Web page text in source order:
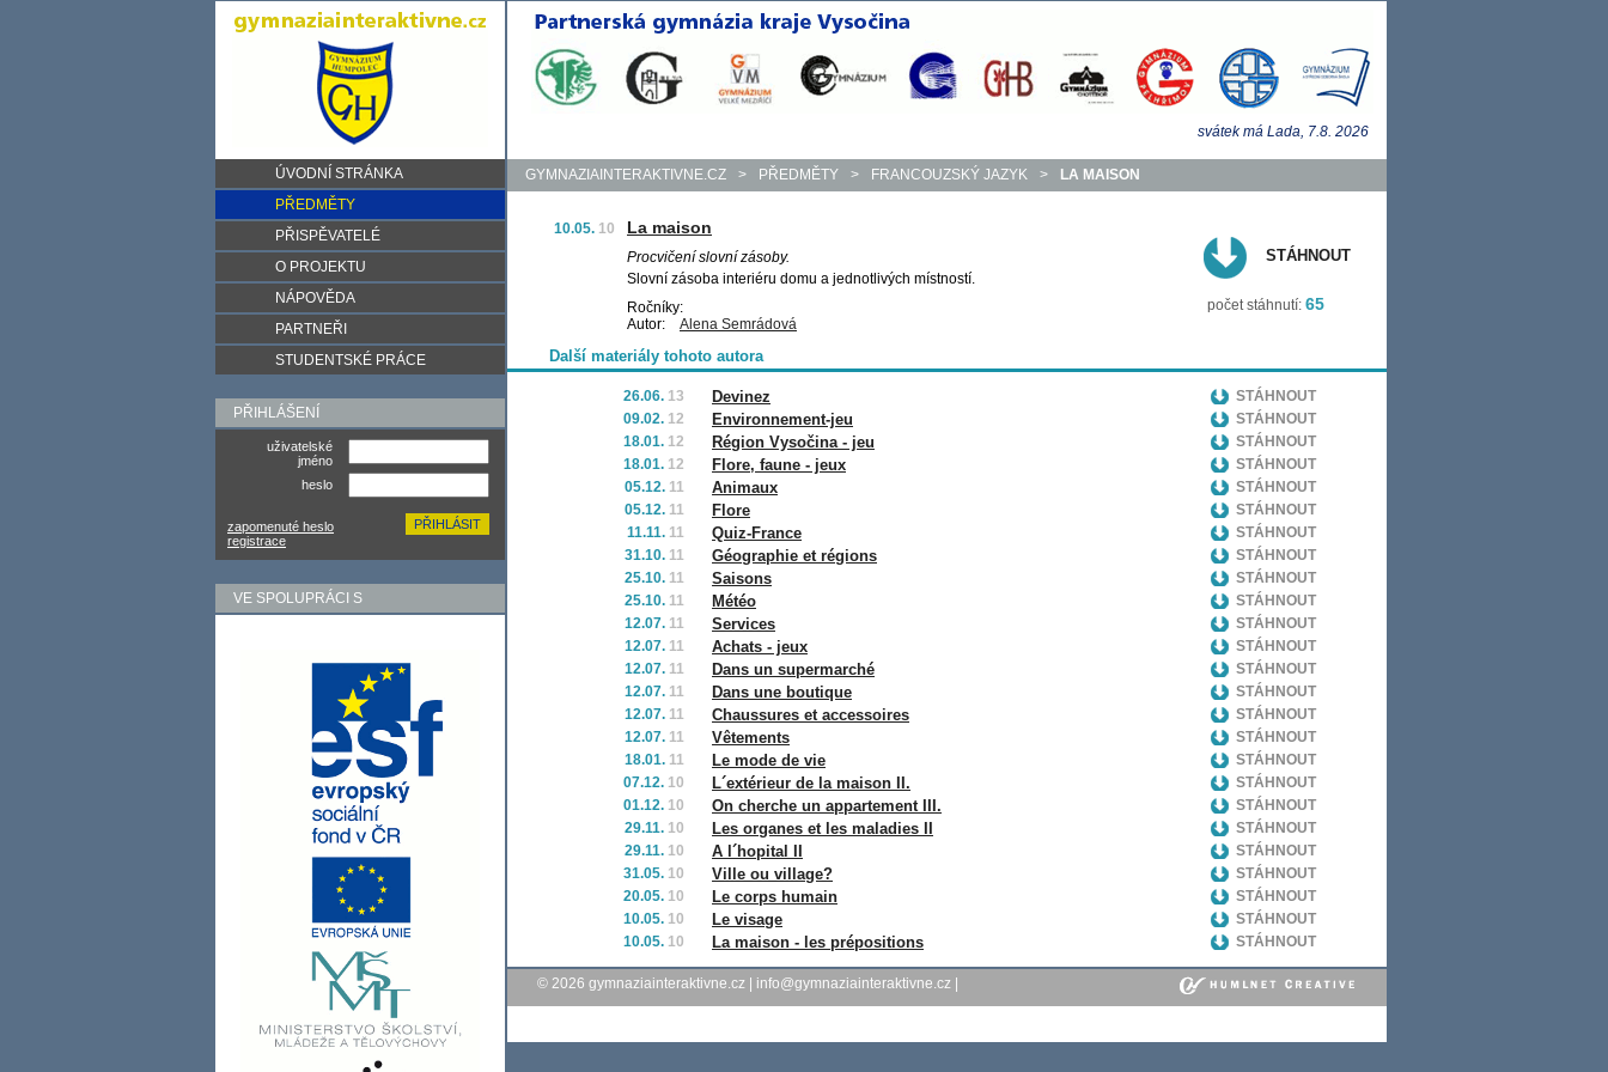
ÚVODNÍ STRÁNKA
PŘEDMĚTY
PŘISPĚVATELÉ
O PROJEKTU
NÁPOVĚDA
PARTNEŘI
STUDENTSKÉ PRÁCE
PŘIHLÁŠENÍ
uživatelské
jméno
heslo
zapomenuté heslo
registrace
VE SPOLUPRÁCI S
svátek má Lada, 7.8. 2026
GYMNAZIAINTERAKTIVNE.CZ > PŘEDMĚTY > FRANCOUZSKÝ JAZYK > LA MAISON
10.05. 10 La maison
Procvičení slovní zásoby.
Slovní zásoba interiéru domu a jednotlivých místností.
Ročníky:
Autor:
Alena Semrádová
STÁHNOUT
počet stáhnutí: 65
Další materiály tohoto autora
26.06. 13 Devinez
STÁHNOUT
09.02. 12 Environnement-jeu
STÁHNOUT
18.01. 12 Région Vysočina - jeu
STÁHNOUT
18.01. 12 Flore, faune - jeux
STÁHNOUT
05.12. 11 Animaux
STÁHNOUT
05.12. 11 Flore
STÁHNOUT
11.11. 11 Quiz-France
STÁHNOUT
31.10. 11 Géographie et régions
STÁHNOUT
25.10. 11 Saisons
STÁHNOUT
25.10. 11 Météo
STÁHNOUT
12.07. 11 Services
STÁHNOUT
12.07. 11 Achats - jeux
STÁHNOUT
12.07. 11 Dans un supermarché
STÁHNOUT
12.07. 11 Dans une boutique
STÁHNOUT
12.07. 11 Chaussures et accessoires
STÁHNOUT
12.07. 11 Vêtements
STÁHNOUT
18.01. 11 Le mode de vie
STÁHNOUT
07.12. 10 L´extérieur de la maison II.
STÁHNOUT
01.12. 10 On cherche un appartement III.
STÁHNOUT
29.11. 10 Les organes et les maladies II
STÁHNOUT
29.11. 10 A l´hopital II
STÁHNOUT
31.05. 10 Ville ou village?
STÁHNOUT
20.05. 10 Le corps humain
STÁHNOUT
10.05. 10 Le visage
STÁHNOUT
10.05. 10 La maison - les prépositions STÁHNOUT
© 2026 gymnaziainteraktivne.cz info@gymnaziainteraktivne.cz